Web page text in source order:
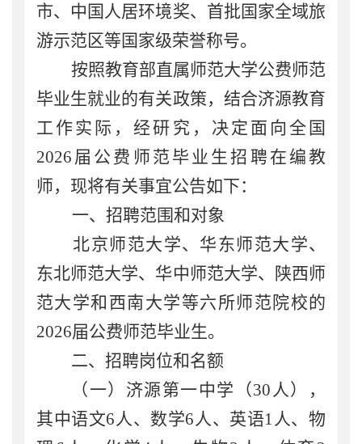
市、中国人居环境奖、首批国家全域旅
游示范区等国家级荣誉称号。
按照教育部直属师范大学公费师范
毕业生就业的有关政策，结合济源教育
工作实际，经研究，决定 面向 全国
2026 届 公费 师范毕业生招聘在编教
师，现将有关事宜公告如下：
一、招聘范围和对象
北京师范大学、华东师范大学、
东北师范大学、华中师范大学、陕西师
范大学和西南大学等六所师范院校的
2026届公费师范毕业生。
二、 招聘岗位和名额
（一）济源第一中学
（30 人），
其中语文6人、数学6人、英语1人、物